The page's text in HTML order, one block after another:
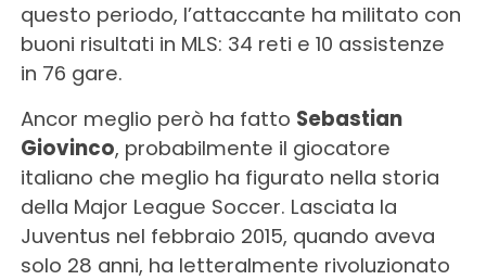
questo periodo, l’attaccante ha militato con
buoni risultati in MLS: 34 reti e 10 assistenze
in 76 gare.
Ancor meglio però ha fatto Sebastian
Giovinco, probabilmente il giocatore
italiano che meglio ha figurato nella storia
della Major League Soccer. Lasciata la
Juventus nel febbraio 2015, quando aveva
solo 28 anni, ha letteralmente rivoluzionato